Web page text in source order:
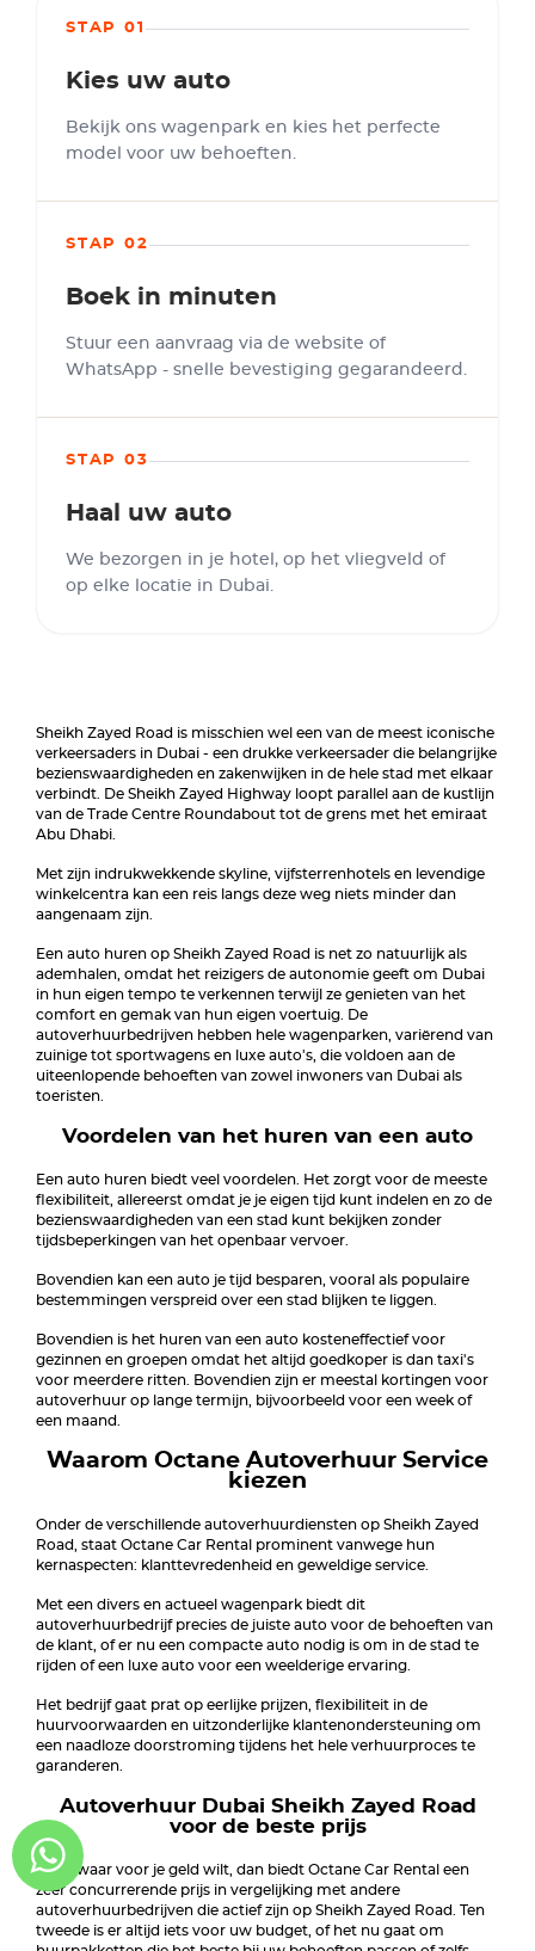
STAP 01
Kies uw auto
Bekijk ons wagenpark en kies het perfecte
model voor uw behoeften.
STAP 02
Boek in minuten
Stuur een aanvraag via de website of
WhatsApp - snelle bevestiging gegarandeerd.
STAP 03
Haal uw auto
We bezorgen in je hotel, op het vliegveld of
op elke locatie in Dubai.
Sheikh Zayed Road is misschien wel een van de meest iconische
verkeersaders in Dubai - een drukke verkeersader die belangrijke
bezienswaardigheden en zakenwijken in de hele stad met elkaar
verbindt. De Sheikh Zayed Highway loopt parallel aan de kustlijn
van de Trade Centre Roundabout tot de grens met het emiraat
Abu Dhabi.
Met zijn indrukwekkende skyline, vijfsterrenhotels en levendige
winkelcentra kan een reis langs deze weg niets minder dan
aangenaam zijn.
Een auto huren op Sheikh Zayed Road is net zo natuurlijk als
ademhalen, omdat het reizigers de autonomie geeft om Dubai
in hun eigen tempo te verkennen terwijl ze genieten van het
comfort en gemak van hun eigen voertuig. De
autoverhuurbedrijven hebben hele wagenparken, variërend van
zuinige tot sportwagens en luxe auto's, die voldoen aan de
uiteenlopende behoeften van zowel inwoners van Dubai als
toeristen.
Voordelen van het huren van een auto
Een auto huren biedt veel voordelen. Het zorgt voor de meeste
flexibiliteit, allereerst omdat je je eigen tijd kunt indelen en zo de
bezienswaardigheden van een stad kunt bekijken zonder
tijdsbeperkingen van het openbaar vervoer.
Bovendien kan een auto je tijd besparen, vooral als populaire
bestemmingen verspreid over een stad blijken te liggen.
Bovendien is het huren van een auto kosteneffectief voor
gezinnen en groepen omdat het altijd goedkoper is dan taxi's
voor meerdere ritten. Bovendien zijn er meestal kortingen voor
autoverhuur op lange termijn, bijvoorbeeld voor een week of
een maand.
Waarom Octane Autoverhuur Service
kiezen
Onder de verschillende autoverhuurdiensten op Sheikh Zayed
Road, staat Octane Car Rental prominent vanwege hun
kernaspecten: klanttevredenheid en geweldige service.
Met een divers en actueel wagenpark biedt dit
autoverhuurbedrijf precies de juiste auto voor de behoeften van
de klant, of er nu een compacte auto nodig is om in de stad te
rijden of een luxe auto voor een weelderige ervaring.
Het bedrijf gaat prat op eerlijke prijzen, flexibiliteit in de
huurvoorwaarden en uitzonderlijke klantenondersteuning om
een naadloze doorstroming tijdens het hele verhuurproces te
garanderen.
Autoverhuur Dubai Sheikh Zayed Road
voor de beste prijs
Als je waar voor je geld wilt, dan biedt Octane Car Rental een
zeer concurrerende prijs in vergelijking met andere
autoverhuurbedrijven die actief zijn op Sheikh Zayed Road. Ten
tweede is er altijd iets voor uw budget, of het nu gaat om